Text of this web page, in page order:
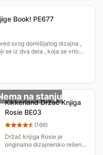
Book! PE677
svog domišljatog dizajna ,
se iz dva dela , koja se vrlo
na stanju
Kikkerland Držač Knjiga
Rosie BE03
(166)
Držač knjiga Rosie je
originalno dizajnersko rešenje